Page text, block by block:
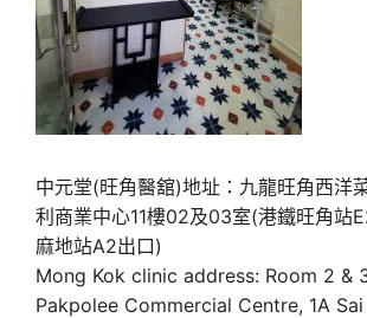
中元堂(旺角醫舘)地址：九龍旺角西洋
利商業中心11樓02及03室(港鐵旺角站
麻地站A2出口)
Mong Kok clinic address: Room 2 &
Pakpolee Commercial Centre, 1A